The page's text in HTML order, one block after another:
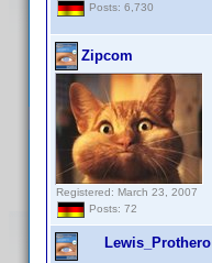
Posts: 6,730
Zipcom
Registered: March 23, 2007
Posts: 72
Lewis_Prothero